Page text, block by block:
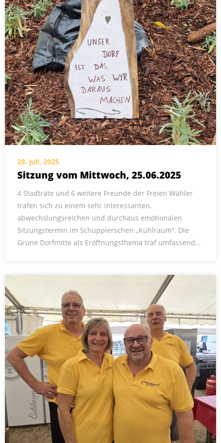
28. Juli, 2025
Sitzung vom Mittwoch, 25.06.2025
4 Stadträte und 6 weitere Freunde der Freien Wähler
trafen sich zu einem sehr interessanten,
abwechslungsreichen und durchaus emotionalen
Sitzungstermin im Schupplerschen „Kühlraum“. Die
Grüne Dorfmitte als Eröffnungsthema traf umfassend…